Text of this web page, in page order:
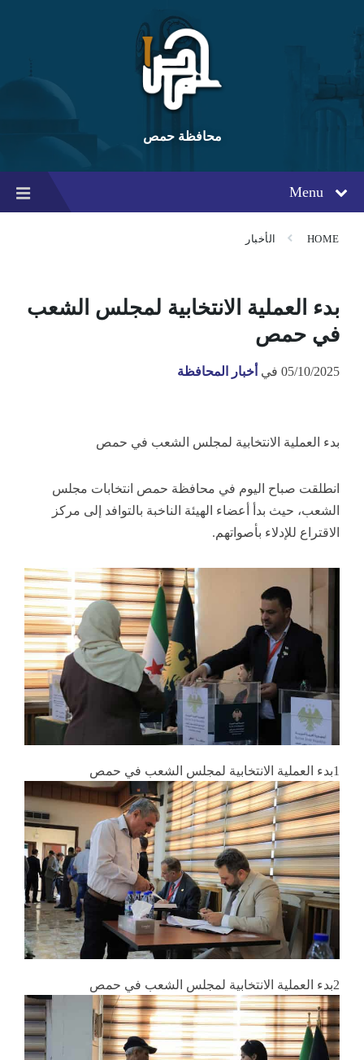
content
main
navigation
footer
محافظة حمص
Menu
HOME الأخبار
بدء العملية الانتخابية لمجلس الشعب
في حمص
05/10/2025 في أخبار المحافظة
بدء العملية الانتخابية لمجلس الشعب في حمص
انطلقت صباح اليوم في محافظة حمص انتخابات مجلس
الشعب، حيث بدأ أعضاء الهيئة الناخبة بالتوافد إلى مركز
الاقتراع للإدلاء بأصواتهم.
1بدء العملية الانتخابية لمجلس الشعب في حمص
2بدء العملية الانتخابية لمجلس الشعب في حمص